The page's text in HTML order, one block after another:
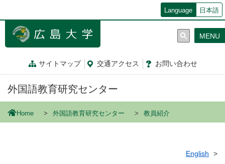
ン
Language 日本語
サイトマップ 交通アクセス お問い合わせ
MENU
外国語教育研究センター
Home 外国語教育研究センター 教員紹介
English